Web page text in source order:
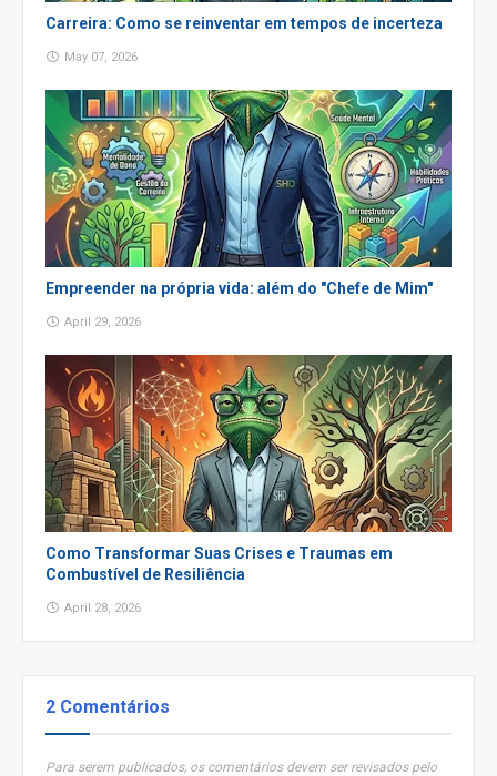
Carreira: Como se reinventar em tempos de incerteza
May 07, 2026
Empreender na própria vida: além do "Chefe de Mim"
April 29, 2026
Como Transformar Suas Crises e Traumas em
Combustível de Resiliência
April 28, 2026
2 Comentários
Para serem publicados, os comentários devem ser revisados pelo